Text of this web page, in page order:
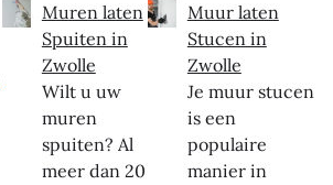
Muren laten
Spuiten in
Zwolle
Wilt u uw
muren
spuiten? Al
meer dan 20
Muur laten
Stucen in
Zwolle
Je muur stucen
is een
populaire
manier in